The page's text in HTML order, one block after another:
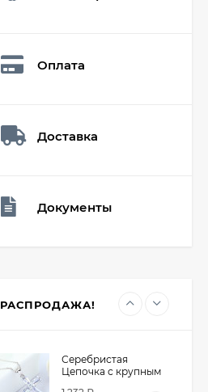
Оплата
Доставка
Документы
РАСПРОДАЖА!
19₽
Мешочек (5*7см)
Серебристая
Цепочка с крупным